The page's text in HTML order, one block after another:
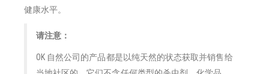
健康水平。
请注意：
OK 自然公司的产品都是以纯天然的状态获取并销售给